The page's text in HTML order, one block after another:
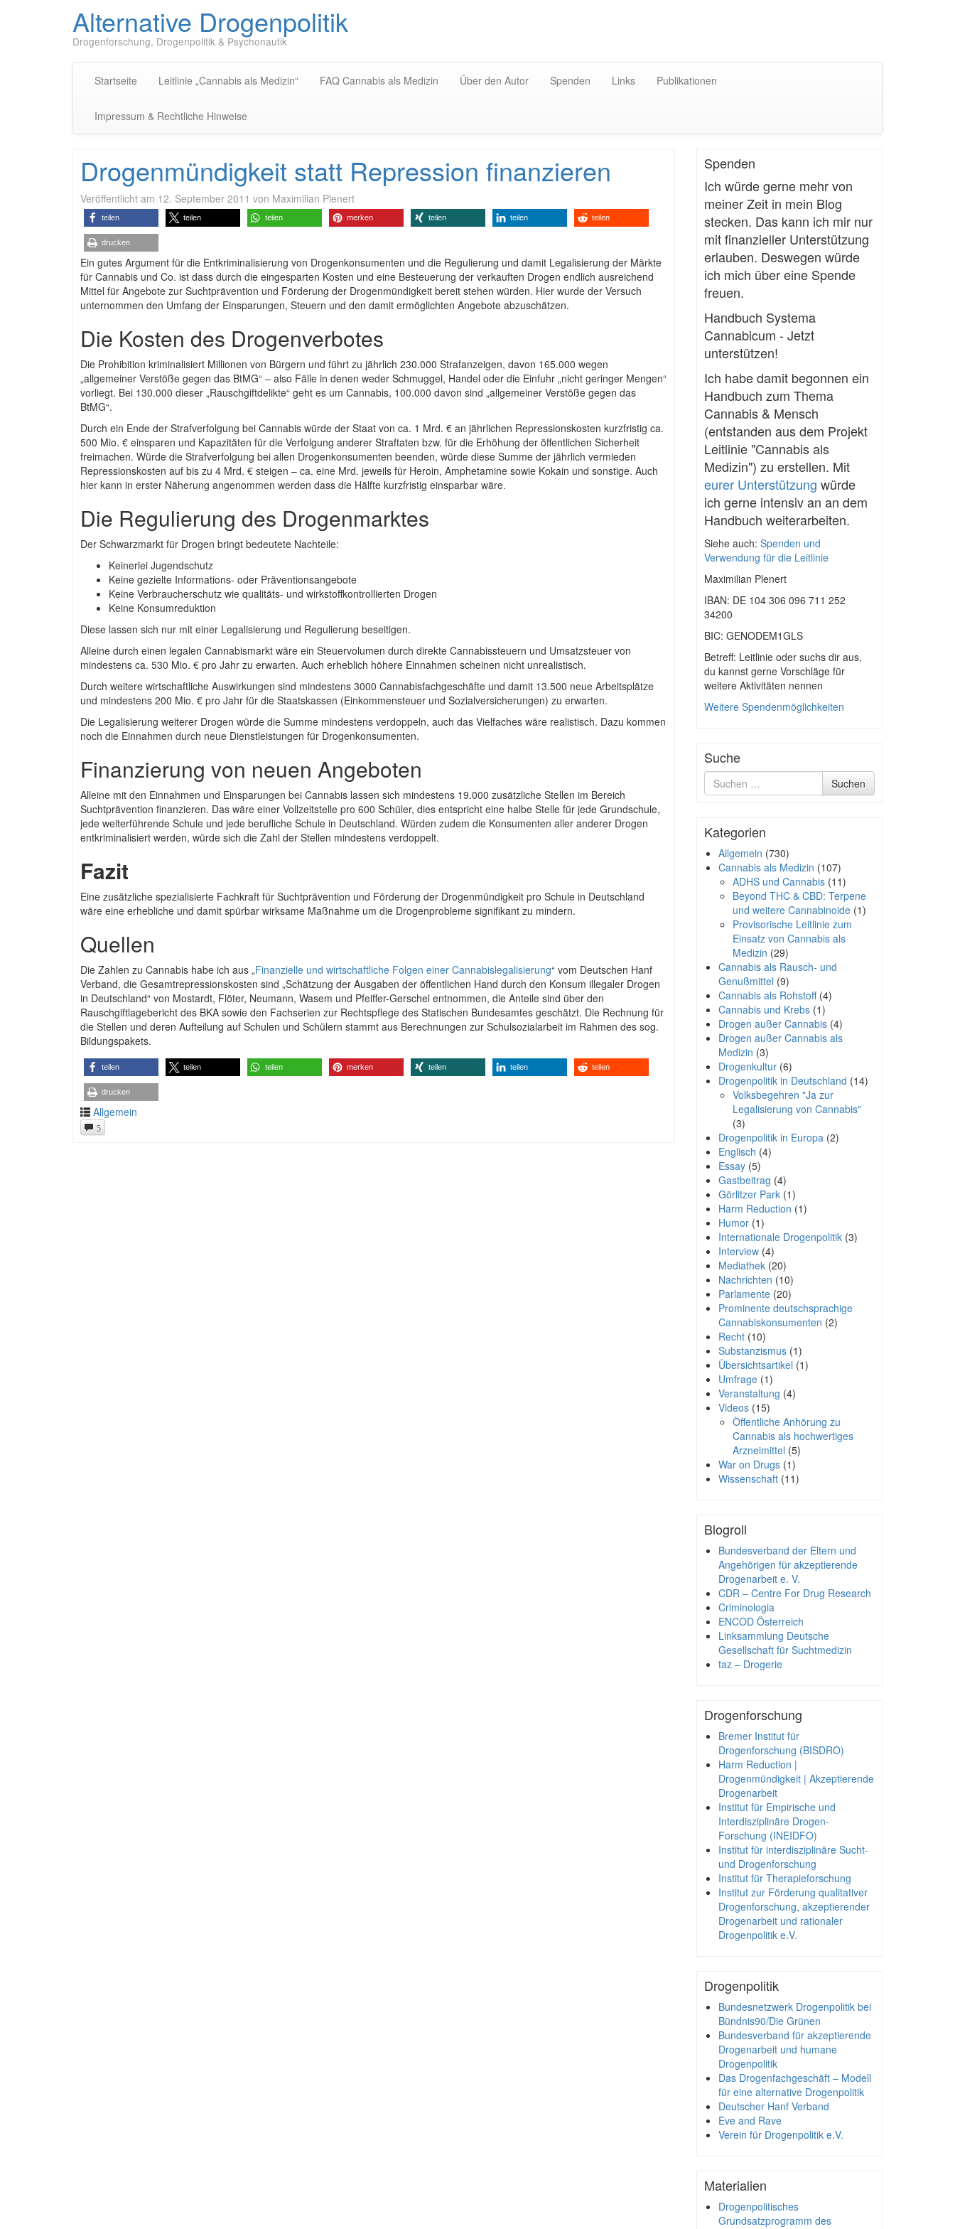
Alternative Drogenpolitik
Drogenforschung, Drogenpolitik & Psychonautik
Startseite Leitlinie „Cannabis als Medizin“ FAQ Cannabis als Medizin Über den Autor Spenden Links Publikationen
Impressum & Rechtliche Hinweise
Drogenmündigkeit statt Repression finanzieren
Veröffentlicht am 12. September 2011 von Maximilian Plenert
teilen teilen teilen merken teilen teilen teilen
drucken
Ein gutes Argument für die Entkriminalisierung von Drogenkonsumenten und die Regulierung und damit Legalisierung der Märkte
für Cannabis und Co. ist dass durch die eingesparten Kosten und eine Besteuerung der verkauften Drogen endlich ausreichend
Mittel für Angebote zur Suchtprävention und Förderung der Drogenmündigkeit bereit stehen würden. Hier wurde der Versuch
unternommen den Umfang der Einsparungen, Steuern und den damit ermöglichten Angebote abzuschätzen.
Die Kosten des Drogenverbotes
Die Prohibition kriminalisiert Millionen von Bürgern und führt zu jährlich 230.000 Strafanzeigen, davon 165.000 wegen
„allgemeiner Verstöße gegen das BtMG“ – also Fälle in denen weder Schmuggel, Handel oder die Einfuhr „nicht geringer Mengen“
vorliegt. Bei 130.000 dieser „Rauschgiftdelikte“ geht es um Cannabis, 100.000 davon sind „allgemeiner Verstöße gegen das
BtMG“.
Durch ein Ende der Strafverfolgung bei Cannabis würde der Staat von ca. 1 Mrd. € an jährlichen Repressionskosten kurzfristig ca.
500 Mio. € einsparen und Kapazitäten für die Verfolgung anderer Straftaten bzw. für die Erhöhung der öffentlichen Sicherheit
freimachen. Würde die Strafverfolgung bei allen Drogenkonsumenten beenden, würde diese Summe der jährlich vermieden
Repressionskosten auf bis zu 4 Mrd. € steigen – ca. eine Mrd. jeweils für Heroin, Amphetamine sowie Kokain und sonstige. Auch
hier kann in erster Näherung angenommen werden dass die Hälfte kurzfristig einsparbar wäre.
Die Regulierung des Drogenmarktes
Der Schwarzmarkt für Drogen bringt bedeutete Nachteile:
Keinerlei Jugendschutz
Keine gezielte Informations- oder Präventionsangebote
Keine Verbraucherschutz wie qualitäts- und wirkstoffkontrollierten Drogen
Keine Konsumreduktion
Diese lassen sich nur mit einer Legalisierung und Regulierung beseitigen.
Alleine durch einen legalen Cannabismarkt wäre ein Steuervolumen durch direkte Cannabissteuern und Umsatzsteuer von
mindestens ca. 530 Mio. € pro Jahr zu erwarten. Auch erheblich höhere Einnahmen scheinen nicht unrealistisch.
Durch weitere wirtschaftliche Auswirkungen sind mindestens 3000 Cannabisfachgeschäfte und damit 13.500 neue Arbeitsplätze
und mindestens 200 Mio. € pro Jahr für die Staatskassen (Einkommensteuer und Sozialversicherungen) zu erwarten.
Die Legalisierung weiterer Drogen würde die Summe mindestens verdoppeln, auch das Vielfaches wäre realistisch. Dazu kommen
noch die Einnahmen durch neue Dienstleistungen für Drogenkonsumenten.
Finanzierung von neuen Angeboten
Alleine mit den Einnahmen und Einsparungen bei Cannabis lassen sich mindestens 19.000 zusätzliche Stellen im Bereich
Suchtprävention finanzieren. Das wäre einer Vollzeitstelle pro 600 Schüler, dies entspricht eine halbe Stelle für jede Grundschule,
jede weiterführende Schule und jede berufliche Schule in Deutschland. Würden zudem die Konsumenten aller anderer Drogen
entkriminalisiert werden, würde sich die Zahl der Stellen mindestens verdoppelt.
Fazit
Eine zusätzliche spezialisierte Fachkraft für Suchtprävention und Förderung der Drogenmündigkeit pro Schule in Deutschland
wäre eine erhebliche und damit spürbar wirksame Maßnahme um die Drogenprobleme signifikant zu mindern.
Quellen
Die Zahlen zu Cannabis habe ich aus „Finanzielle und wirtschaftliche Folgen einer Cannabislegalisierung“ vom Deutschen Hanf
Verband, die Gesamtrepressionskosten sind „Schätzung der Ausgaben der öffentlichen Hand durch den Konsum illegaler Drogen
in Deutschland“ von Mostardt, Flöter, Neumann, Wasem und Pfeiffer-Gerschel entnommen, die Anteile sind über den
Rauschgiftlagebericht des BKA sowie den Fachserien zur Rechtspflege des Statischen Bundesamtes geschätzt. Die Rechnung für
die Stellen und deren Aufteilung auf Schulen und Schülern stammt aus Berechnungen zur Schulsozialarbeit im Rahmen des sog.
Bildungspakets.
teilen teilen teilen merken teilen teilen teilen
drucken
Allgemein
5
Spenden
Ich würde gerne mehr von
meiner Zeit in mein Blog
stecken. Das kann ich mir nur
mit finanzieller Unterstützung
erlauben. Deswegen würde
ich mich über eine Spende
freuen.
Handbuch Systema
Cannabicum - Jetzt
unterstützen!
Ich habe damit begonnen ein
Handbuch zum Thema
Cannabis & Mensch
(entstanden aus dem Projekt
Leitlinie "Cannabis als
Medizin") zu erstellen. Mit
eurer Unterstützung würde
ich gerne intensiv an an dem
Handbuch weiterarbeiten.
Siehe auch: Spenden und
Verwendung für die Leitlinie
Maximilian Plenert
IBAN: DE 104 306 096 711 252
34200
BIC: GENODEM1GLS
Betreff: Leitlinie oder suchs dir aus,
du kannst gerne Vorschläge für
weitere Aktivitäten nennen
Weitere Spendenmöglichkeiten
Suche
Suche
nach
Suchen
Kategorien
Allgemein (730)
Cannabis als Medizin (107)
ADHS und Cannabis(11)
Beyond THC & CBD: Terpene
und weitere Cannabinoide(1)
Provisorische Leitlinie zum
Einsatz von Cannabis als
Medizin (29)
Cannabis als Rausch- und
Genußmittel (9)
Cannabis als Rohstoff(4)
Cannabis und Krebs(1)
Drogen außer Cannabis(4)
Drogen außer Cannabis als
Medizin (3)
Drogenkultur(6)
Drogenpolitik in Deutschland (14)
Volksbegehren "Ja zur
Legalisierung von Cannabis"
(3)
Drogenpolitik in Europa(2)
Englisch (4)
Essay(5)
Gastbeitrag (4)
Görlitzer Park(1)
Harm Reduction (1)
Humor(1)
Internationale Drogenpolitik(3)
Interview(4)
Mediathek(20)
Nachrichten (10)
Parlamente(20)
Prominente deutschsprachige
Cannabiskonsumenten (2)
Recht(10)
Substanzismus(1)
Übersichtsartikel (1)
Umfrage(1)
Veranstaltung (4)
Videos(15)
Öffentliche Anhörung zu
Cannabis als hochwertiges
Arzneimittel (5)
War on Drugs(1)
Wissenschaft(11)
Blogroll
Bundesverband der Eltern und
Angehörigen für akzeptierende
Drogenarbeit e. V.
CDR – Centre For Drug Research
Criminologia
ENCOD Österreich
Linksammlung Deutsche
Gesellschaft für Suchtmedizin
taz – Drogerie
Drogenforschung
Bremer Institut für
Drogenforschung (BISDRO)
Harm Reduction |
Drogenmündigkeit | Akzeptierende
Drogenarbeit
Institut für Empirische und
Interdisziplinäre Drogen-
Forschung (INEIDFO)
Institut für interdisziplinäre Sucht-
und Drogenforschung
Institut für Therapieforschung
Institut zur Förderung qualitativer
Drogenforschung, akzeptierender
Drogenarbeit und rationaler
Drogenpolitik e.V.
Drogenpolitik
Bundesnetzwerk Drogenpolitik bei
Bündnis90/Die Grünen
Bundesverband für akzeptierende
Drogenarbeit und humane
Drogenpolitik
Das Drogenfachgeschäft – Modell
für eine alternative Drogenpolitik
Deutscher Hanf Verband
Eve and Rave
Verein für Drogenpolitik e.V.
Materialien
Drogenpolitisches
Grundsatzprogramm des